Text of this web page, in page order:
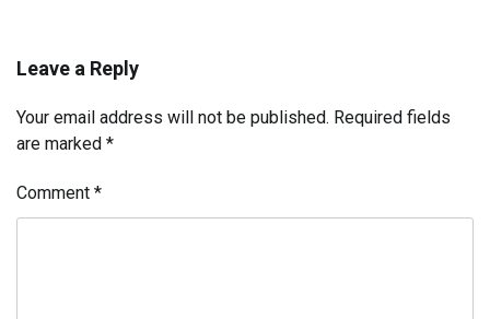
Leave a Reply
Your email address will not be published. Required fields
are marked *
Comment *